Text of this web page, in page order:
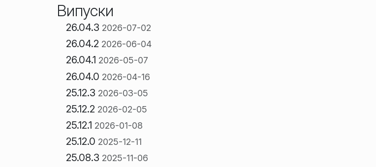
Випуски
26.04.3 2026-07-02
26.04.2 2026-06-04
26.04.1 2026-05-07
26.04.0 2026-04-16
25.12.3 2026-03-05
25.12.2 2026-02-05
25.12.1 2026-01-08
25.12.0 2025-12-11
25.08.3 2025-11-06